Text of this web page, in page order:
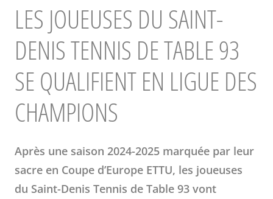
LES JOUEUSES DU SAINT-
DENIS TENNIS DE TABLE 93
SE QUALIFIENT EN LIGUE DES
CHAMPIONS
Après une saison 2024-2025 marquée par leur
sacre en Coupe d’Europe ETTU, les joueuses
du Saint-Denis Tennis de Table 93 vont